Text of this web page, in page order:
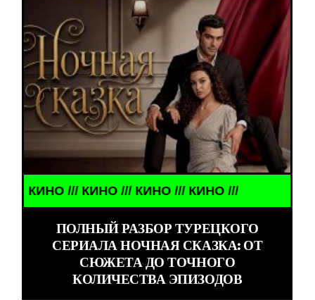
/// КИНО /// КИНО /// КИНО ///
ПОЛНЫЙ РАЗБОР ТУРЕЦКОГО
СЕРИАЛА НОЧНАЯ СКАЗКА: ОТ
СЮЖЕТА ДО ТОЧНОГО
КОЛИЧЕСТВА ЭПИЗОДОВ